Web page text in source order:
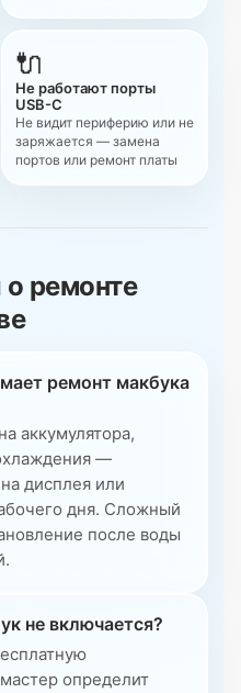
🔌
Не работают порты
USB-C
Не видит периферию или не
заряжается — замена
портов или ремонт платы
ремонте
ремонт макбука
аккумулятора,
—
дисплея или
дня. Сложный
после воды
не включается?
определит